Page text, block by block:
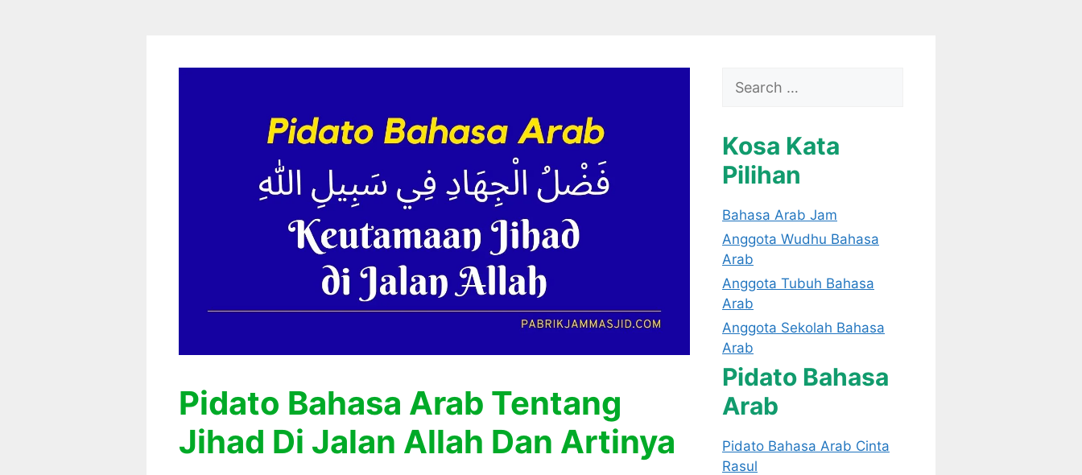
Pidato Bahasa Arab Tentang
Jihad Di Jalan Allah Dan Artinya
for:
Kosa Kata
Pilihan
Bahasa Arab Jam
Anggota Wudhu Bahasa
Arab
Anggota Tubuh Bahasa
Arab
Anggota Sekolah Bahasa
Arab
Pidato Bahasa
Arab
Pidato Bahasa Arab Cinta
Rasul